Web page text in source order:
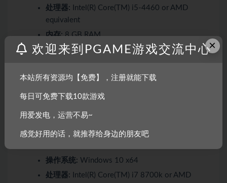
处理器: Intel(R) Core(TM) i5-4460 or AMD
equivalent
内存:8 GB RAM
显卡:GeForce GTX 960 or AMD equivalent, 4 GB
DirectX 版本:11
存储空间:
需要 30 GB 可用空间
推荐配置:
操作系统: Windows 10 x64
处理器: Intel(R) Core(TM) i7 8700k or AMD
×
欢迎来到PGAME游戏交流中心
本站所有资源均【免费】，注册就能下载
每日可免费下载10款游戏
用爱发电，运营不易~
感觉好用的话，就推荐给身边的朋友吧